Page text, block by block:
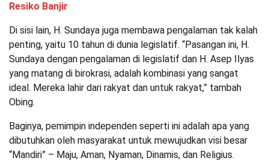
Resiko Banjir
Di sisi lain, H. Sundaya juga membawa pengalaman tak kalah
penting, yaitu 10 tahun di dunia legislatif. “Pasangan ini, H.
Sundaya dengan pengalaman di legislatif dan H. Asep Ilyas
yang matang di birokrasi, adalah kombinasi yang sangat
ideal. Mereka lahir dari rakyat dan untuk rakyat,” tambah
Obing.
Baginya, pemimpin independen seperti ini adalah apa yang
dibutuhkan oleh masyarakat untuk mewujudkan visi besar
“Mandiri” – Maju, Aman, Nyaman, Dinamis, dan Religius.